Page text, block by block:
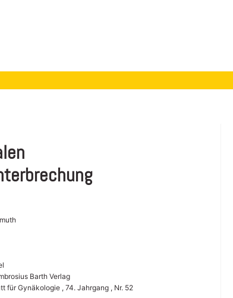
Barth Verlag
für Gynäkologie , 74. Jahrgang , Nr. 52